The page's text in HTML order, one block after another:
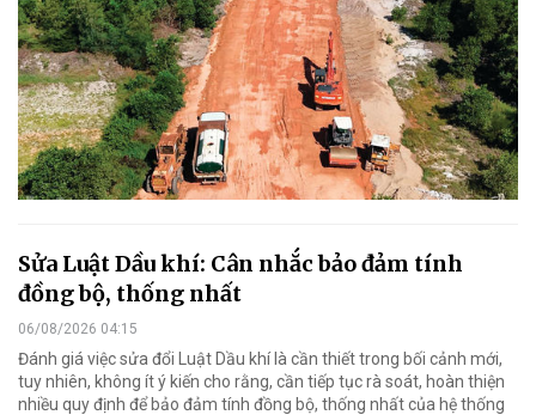
Sửa Luật Dầu khí: Cân nhắc bảo đảm tính
đồng bộ, thống nhất
06/08/2026 04:15
Đánh giá việc sửa đổi Luật Dầu khí là cần thiết trong bối cảnh mới,
tuy nhiên, không ít ý kiến cho rằng, cần tiếp tục rà soát, hoàn thiện
nhiều quy định để bảo đảm tính đồng bộ, thống nhất của hệ thống